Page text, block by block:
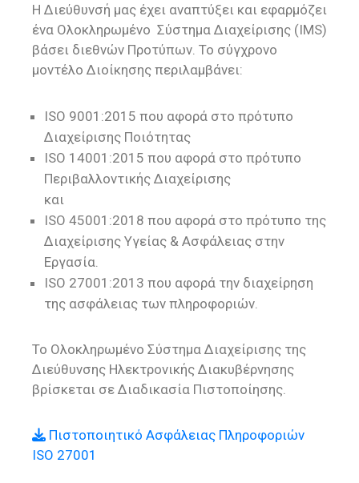
Η Διεύθυνσή μας έχει αναπτύξει και εφαρμόζει
ένα Ολοκληρωμένο Σύστημα Διαχείρισης (IMS)
βάσει διεθνών Προτύπων. Το σύγχρονο
μοντέλο Διοίκησης περιλαμβάνει:
ISO 9001:2015 που αφορά στο πρότυπο
Διαχείρισης Ποιότητας
ISO 14001:2015 που αφορά στο πρότυπο
Περιβαλλοντικής Διαχείρισης
και
ISO 45001:2018 που αφορά στο πρότυπο της
Διαχείρισης Υγείας & Ασφάλειας στην
Εργασία.
ISO 27001:2013 που αφορά την διαχείρηση
της ασφάλειας των πληροφοριών.
Το Ολοκληρωμένο Σύστημα Διαχείρισης της
Διεύθυνσης Ηλεκτρονικής Διακυβέρνησης
βρίσκεται σε Διαδικασία Πιστοποίησης.
Πιστοποιητικό Ασφάλειας Πληροφοριών
ISO 27001